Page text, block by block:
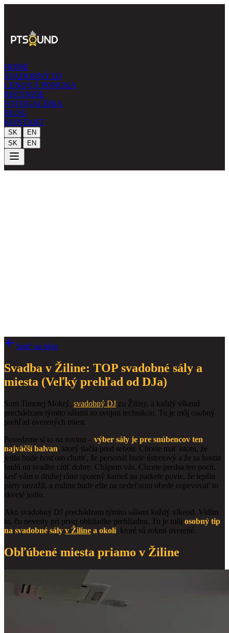
HOME
SVADOBNÝ DJ
CENOVÁ PONUKA
RECENZIE
FOTOGALÉRIA
BLOG
KONTAKT
SK |
EN
SK | EN
Späť na blog
Svadba v Žiline: TOP svadobné sály a
miesta (Veľký prehľad od DJa)
Som Timotej Mokrý, svadobný DJ zo Žiliny, a každý víkend
prechádzam týmito sálami so svojou technikou. Tu je môj osobný
prehľad overených miest.
Povedzme si to na rovinu – výber sály je pre snúbencov ten
najväčší balvan, ktorý tlačia pred sebou. Chcete mať istotu, že
jedlo bude hosťom chutiť, že personál bude ústretový a že sa hostia
budú na svadbe cítiť dobre. Chápem vás. Chcete predsa ten pocit,
keď vám o druhej ráno spotený kamoš na parkete povie, že lepšiu
párty nezažil, a rodina bude ešte na nedeľnom obede ospevovať to
skvelé jedlo.
Ako svadobný DJ prechádzam týmito sálami každý víkend. Vidím
to, čo nevesty pri prvej obhliadke prehliadnu. Tu je môj osobný tip
na svadobné sály v Žiline a okolí, ktoré sú rokmi overené.
Obľúbené miesta priamo v Žiline